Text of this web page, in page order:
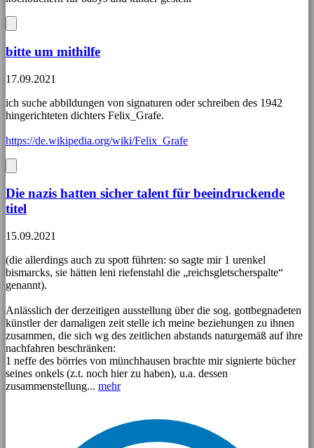
bitte um mithilfe
17.09.2021
ich suche abbildungen von signaturen oder schreiben des 1942
hingerichteten dichters Felix_Grafe.
https://de.wikipedia.org/wiki/Felix_Grafe
Die nazis hatten sicher talent für beeindruckende
titel
15.09.2021
(die allerdings auch zu spott führten: so sagte mir 1 urenkel
bismarcks, sie hätten leni riefenstahl die „reichsgletscherspalte“
genannt).
Anlässlich der derzeitigen ausstellung über die sog. gottbegnadeten
künstler der damaligen zeit stelle ich meine beziehungen zu ihnen
zusammen, die sich wg des zeitlichen abstands naturgemäß auf ihre
nachfahren beschränken:
1 neffe des börries von münchhausen brachte mir signierte bücher
seines onkels (z.t. noch hier zu haben), u.a. dessen
zusammenstellung... mehr